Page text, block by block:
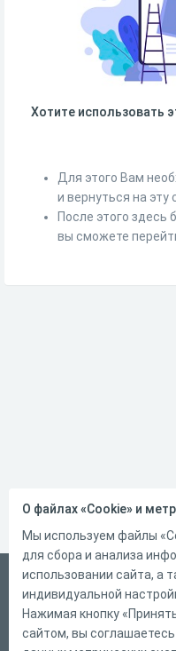
Хотите использовать
Для этого Вам
и вернуться на эту
После этого здесь
вы сможете
Русский
Справка
Форма обратной
О файлах «Cookie» и
Мы используем файлы
для сбора и анализа
использовании сайта, а
индивидуальной
Нажимая кнопку
сайтом, вы